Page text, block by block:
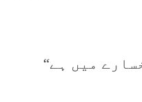
میں ہے“